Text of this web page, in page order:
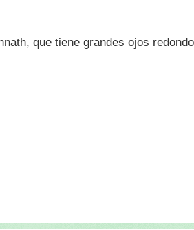
que tiene grandes ojos